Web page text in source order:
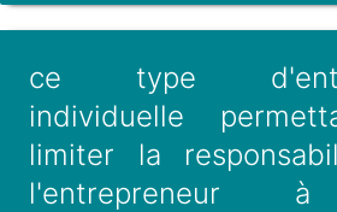
ce type
individuelle
limiter la
l'entrepreneur